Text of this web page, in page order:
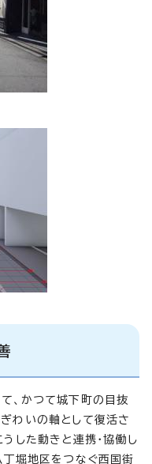
、かつて城下町の目抜
わいの軸として復活さ
した動きと連携・協働し
丁堀地区をつなぐ西国街